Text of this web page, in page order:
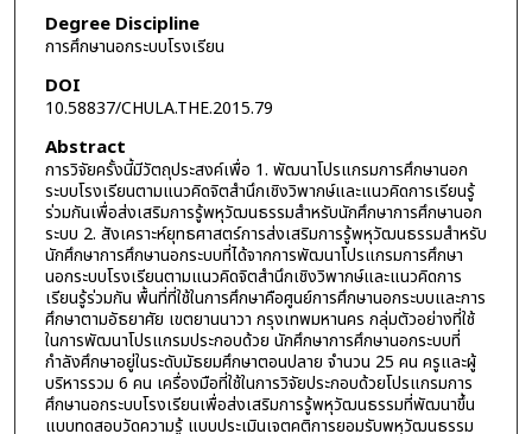
Degree Discipline
การศึกษานอกระบบโรงเรียน
DOI
10.58837/CHULA.THE.2015.79
Abstract
การวิจัยครั้งนี้มีวัตถุประสงค์เพื่อ 1. พัฒนาโปรแกรมการศึกษานอก
ระบบโรงเรียนตามแนวคิดจิตสำนึกเชิงวิพากษ์และแนวคิดการเรียนรู้
ร่วมกันเพื่อส่งเสริมการรู้พหุวัฒนธรรมสำหรับนักศึกษาการศึกษานอก
ระบบ 2. สังเคราะห์ยุทธศาสตร์การส่งเสริมการรู้พหุวัฒนธรรมสำหรับ
นักศึกษาการศึกษานอกระบบที่ได้จากการพัฒนาโปรแกรมการศึกษา
นอกระบบโรงเรียนตามแนวคิดจิตสำนึกเชิงวิพากษ์และแนวคิดการ
เรียนรู้ร่วมกัน พื้นที่ที่ใช้ในการศึกษาคือศูนย์การศึกษานอกระบบและการ
ศึกษาตามอัธยาศัย เขตยานนาวา กรุงเทพมหานคร กลุ่มตัวอย่างที่ใช้
ในการพัฒนาโปรแกรมประกอบด้วย นักศึกษาการศึกษานอกระบบที่
กำลังศึกษาอยู่ในระดับมัธยมศึกษาตอนปลาย จำนวน 25 คน ครูและผู้
บริหารรวม 6 คน เครื่องมือที่ใช้ในการวิจัยประกอบด้วยโปรแกรมการ
ศึกษานอกระบบโรงเรียนเพื่อส่งเสริมการรู้พหุวัฒนธรรมที่พัฒนาขึ้น
แบบทดสอบวัดความรู้ แบบประเมินเจตคติการยอมรับพหุวัฒนธรรม